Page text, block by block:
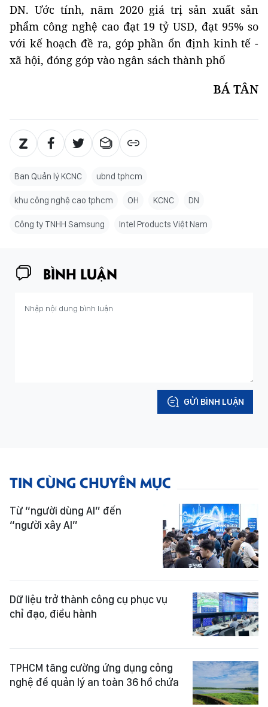
DN. Ước tính, năm 2020 giá trị sản xuất sản
phẩm công nghệ cao đạt 19 tỷ USD, đạt 95% so
với kế hoạch đề ra, góp phần ổn định kinh tế -
xã hội, đóng góp vào ngân sách thành phố
BÁ TÂN
Ban Quản lý KCNC ubnd tphcm
khu công nghệ cao tphcm OH KCNC DN
Công ty TNHH Samsung Intel Products Việt Nam
BÌNH LUẬN
GỬI BÌNH LUẬN
TIN CÙNG CHUYÊN MỤC
Từ “người dùng AI” đến
“người xây AI”
Dữ liệu trở thành công cụ phục vụ
chỉ đạo, điều hành
TPHCM tăng cường ứng dụng công
nghệ để quản lý an toàn 36 hồ chứa